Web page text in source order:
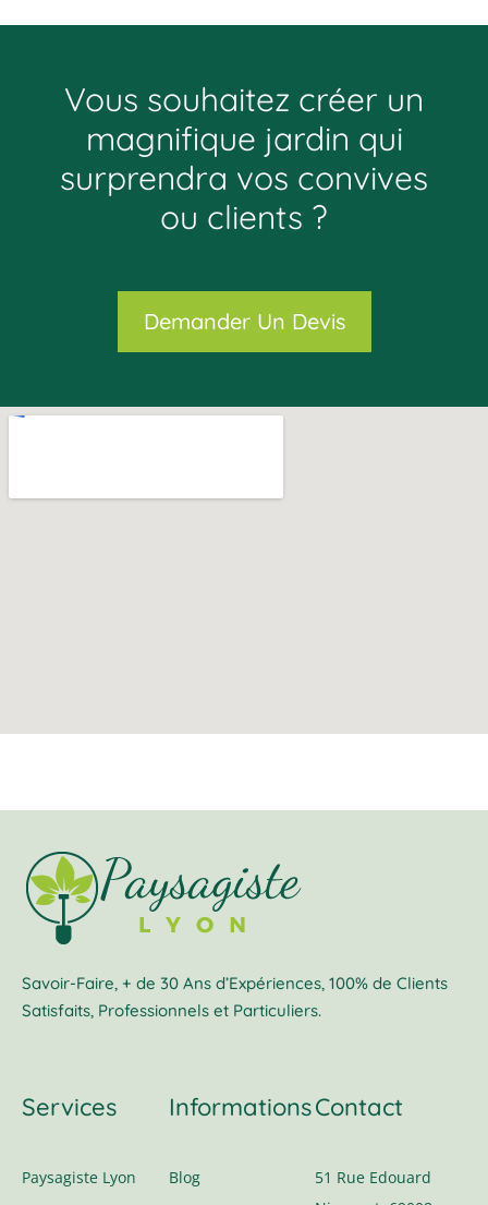
Vous souhaitez créer un
magnifique jardin qui
surprendra vos convives
ou clients ?
Demander Un Devis
Savoir-Faire, + de 30 Ans d’Expériences, 100% de Clients
Satisfaits, Professionnels et Particuliers.
Services
Paysagiste Lyon
Informations
Blog
Contact
51 Rue Edouard